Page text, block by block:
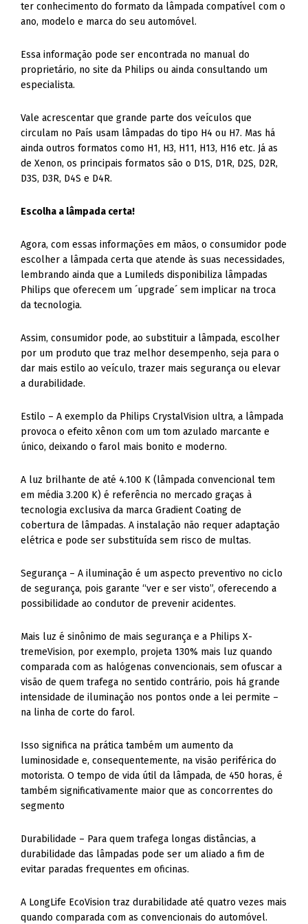
ter conhecimento do formato da lâmpada compatível com o
ano, modelo e marca do seu automóvel.
Essa informação pode ser encontrada no manual do
proprietário, no site da Philips ou ainda consultando um
especialista.
Vale acrescentar que grande parte dos veículos que
circulam no País usam lâmpadas do tipo H4 ou H7. Mas há
ainda outros formatos como H1, H3, H11, H13, H16 etc. Já as
de Xenon, os principais formatos são o D1S, D1R, D2S, D2R,
D3S, D3R, D4S e D4R.
Escolha a lâmpada certa!
Agora, com essas informações em mãos, o consumidor pode
escolher a lâmpada certa que atende às suas necessidades,
lembrando ainda que a Lumileds disponibiliza lâmpadas
Philips que oferecem um ´upgrade´ sem implicar na troca
da tecnologia.
Assim, consumidor pode, ao substituir a lâmpada, escolher
por um produto que traz melhor desempenho, seja para o
dar mais estilo ao veículo, trazer mais segurança ou elevar
a durabilidade.
Estilo – A exemplo da Philips CrystalVision ultra, a lâmpada
provoca o efeito xênon com um tom azulado marcante e
único, deixando o farol mais bonito e moderno.
A luz brilhante de até 4.100 K (lâmpada convencional tem
em média 3.200 K) é referência no mercado graças à
tecnologia exclusiva da marca Gradient Coating de
cobertura de lâmpadas. A instalação não requer adaptação
elétrica e pode ser substituída sem risco de multas.
Segurança – A iluminação é um aspecto preventivo no ciclo
de segurança, pois garante “ver e ser visto”, oferecendo a
possibilidade ao condutor de prevenir acidentes.
Mais luz é sinônimo de mais segurança e a Philips X-
tremeVision, por exemplo, projeta 130% mais luz quando
comparada com as halógenas convencionais, sem ofuscar a
visão de quem trafega no sentido contrário, pois há grande
intensidade de iluminação nos pontos onde a lei permite –
na linha de corte do farol.
Isso significa na prática também um aumento da
luminosidade e, consequentemente, na visão periférica do
motorista. O tempo de vida útil da lâmpada, de 450 horas, é
também significativamente maior que as concorrentes do
segmento
Durabilidade – Para quem trafega longas distâncias, a
durabilidade das lâmpadas pode ser um aliado a fim de
evitar paradas frequentes em oficinas.
A LongLife EcoVision traz durabilidade até quatro vezes mais
quando comparada com as convencionais do automóvel.